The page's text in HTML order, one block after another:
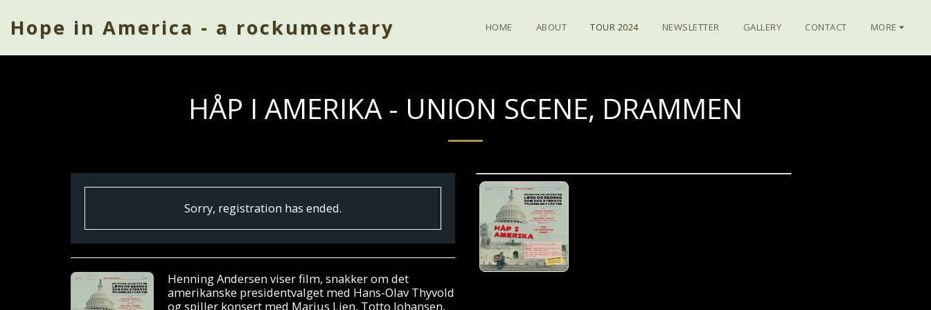
Hope in America - a rockumentary HOME ABOUT TOUR 2024 NEWSLETTER GALLERY CONTACT MORE
HÅP I AMERIKA - UNION SCENE, DRAMMEN
Sorry, registration has ended.
Henning Andersen viser film, snakker om det
amerikanske presidentvalget med Hans-Olav Thyvold
og spiller konsert med Marius Lien, Totto Johansen,